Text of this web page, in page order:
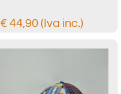
€ 44,90 (Iva inc.)